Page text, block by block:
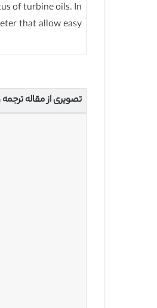
of turbine oils. In
that allow easy
تصویری از مقاله